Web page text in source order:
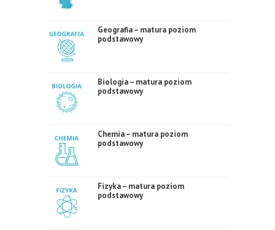
Geografia – matura poziom
podstawowy
Biologia – matura poziom
podstawowy
Chemia – matura poziom
podstawowy
Fizyka – matura poziom
podstawowy